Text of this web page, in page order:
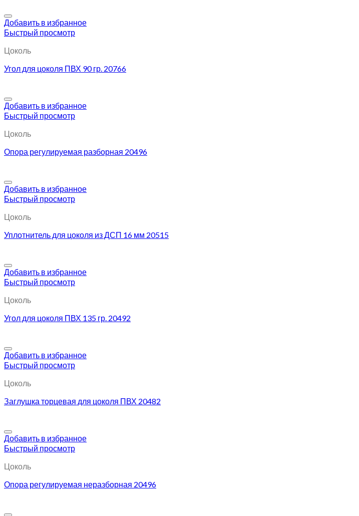
Добавить в избранное
Быстрый просмотр
Цоколь
Угол для цоколя ПВХ 90 гр. 20766
Добавить в избранное
Быстрый просмотр
Цоколь
Опора регулируемая разборная 20496
Добавить в избранное
Быстрый просмотр
Цоколь
Уплотнитель для цоколя из ДСП 16 мм 20515
Добавить в избранное
Быстрый просмотр
Цоколь
Угол для цоколя ПВХ 135 гр. 20492
Добавить в избранное
Быстрый просмотр
Цоколь
Заглушка торцевая для цоколя ПВХ 20482
Добавить в избранное
Быстрый просмотр
Цоколь
Опора регулируемая неразборная 20496